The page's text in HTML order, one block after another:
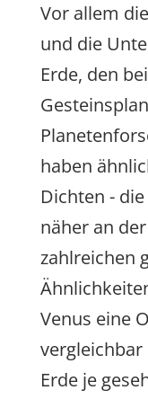
Vor allem
und die
Erde, den
haben
Dichten -
näher an
zahlreichen
Venus eine
vergleichbar
Erde je